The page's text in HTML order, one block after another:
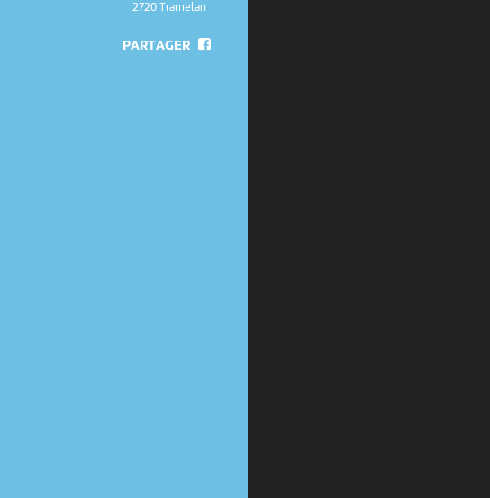
2720 Tramelan
PARTAGER